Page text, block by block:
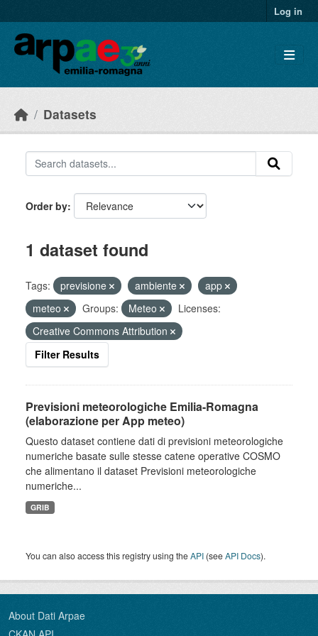
Log in
Datasets
Order by
1 dataset found
Tags: previsione ambiente
app
meteo
Groups: Meteo
Licenses:
Creative Commons Attribution
Filter Results
Previsioni meteorologiche Emilia-Romagna
(elaborazione per App meteo)
Questo dataset contiene dati di previsioni meteorologiche
numeriche basate sulle stesse catene operative COSMO
che alimentano il dataset Previsioni meteorologiche
numeriche...
GRIB
You can also access this registry using theAPI (seeAPI Docs).
About Dati Arpae